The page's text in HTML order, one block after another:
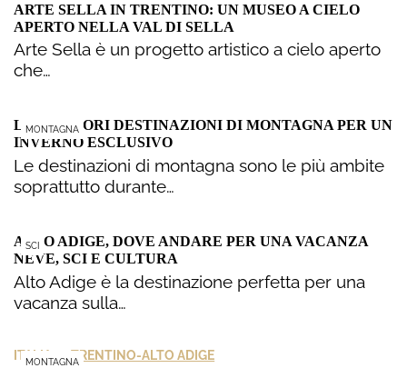
ARTE SELLA IN TRENTINO: UN MUSEO A CIELO
APERTO NELLA VAL DI SELLA
Arte Sella è un progetto artistico a cielo aperto
che…
MONTAGNA
LE MIGLIORI DESTINAZIONI DI MONTAGNA PER UN
INVERNO ESCLUSIVO
Le destinazioni di montagna sono le più ambite
soprattutto durante…
SCI
ALTO ADIGE, DOVE ANDARE PER UNA VACANZA
NEVE, SCI E CULTURA
Alto Adige è la destinazione perfetta per una
vacanza sulla…
MONTAGNA
ITALIA > TRENTINO-ALTO ADIGE